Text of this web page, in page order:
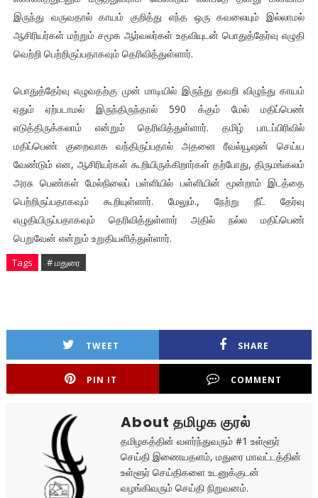
இருந்து வருவதால் காயம் குறித்து எந்த ஒரு கவலையும் இல்லாமல்
ஆசிரியர்கள் மற்றும் சமூக ஆர்வலர்கள் உதவியுடன் பொதுத்தேர்வு எழுதி
வெற்றி பெற்றிருப்பதாகவும் தெரிவித்துள்ளார்.
பொதுத்தேர்வு எழுவதற்கு முன் மாடியில் இருந்து தவறி விழுந்து காயம்
ஏதும் ஏற்படாமல் இருந்திருந்தால் 590 க்கும் மேல் மதிப்பெண்
எடுத்திருக்கலாம் என்றும் தெரிவித்துள்ளார். தமிழ் பாடப்பிரிவில்
மதிப்பெண் குறைவாக வந்திருப்பதால் அதனை ரீவல்யூஷன் செய்ய
வேண்டும் என, ஆசிரியர்கள் கூறியிருக்கிறார்கள் தற்போது, திருமங்கலம்
அரசு பெண்கள் மேல்நிலைப் பள்ளியில் பள்ளியின் மூன்றாம் இடத்தை
பெற்றிருப்பதாகவும் கூறியுள்ளார். மேலும்., நேற்று நீட் தேர்வு
எழுதியிருப்பதாகவும் தெரிவித்துள்ளார் அதில் நல்ல மதிப்பெண்
பெறுவேன் என்றும் உறுதியளித்துள்ளார்.
Tags # மதுரை
TWEET SHARE
PIN IT COMMENT
About தமிழக குரல்
தமிழகத்தின் வளர்ந்துவரும் #1 உள்ளூர்
செய்தி இணையதளம், மதுரை மாவட்டத்தின்
உள்ளூர் செய்திகளை உடனுக்குடன்
வழங்கிவரும் செய்தி நிறுவனம்.